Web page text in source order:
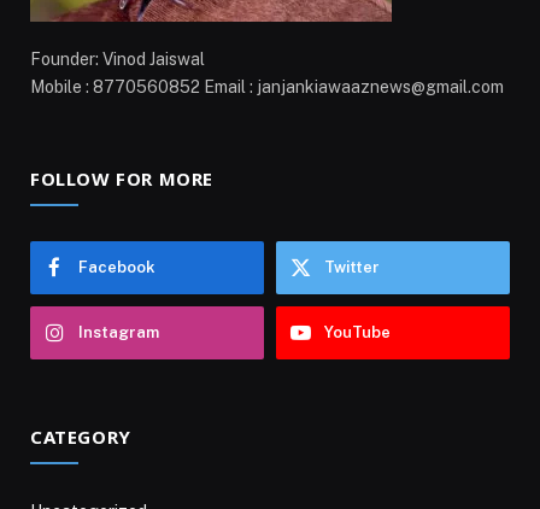
Founder: Vinod Jaiswal
Mobile : 8770560852 Email : janjankiawaaznews@gmail.com
FOLLOW FOR MORE
Facebook Twitter
Instagram YouTube
CATEGORY